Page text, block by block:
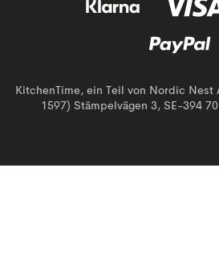
KitchenTime, ein Teil von Nordic Nest
1597) Stämpelvägen 3, SE-394